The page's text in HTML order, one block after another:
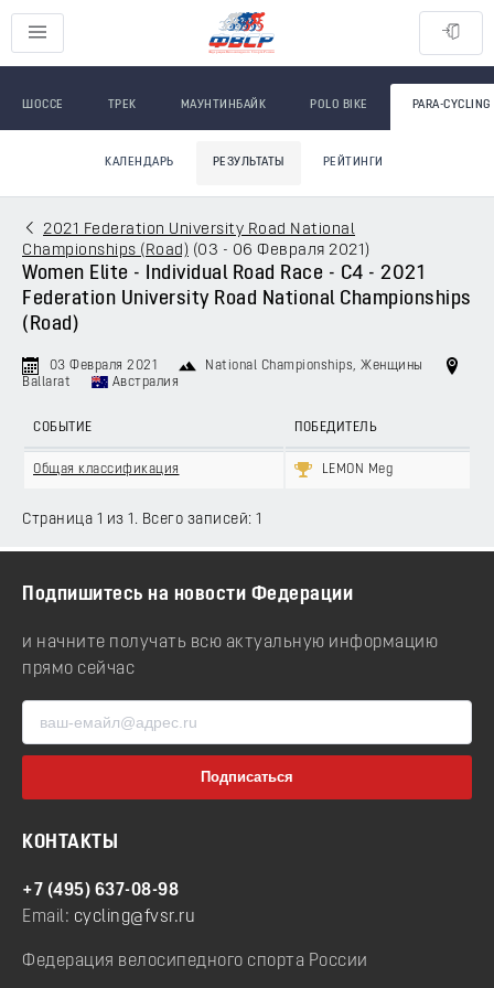
ШОССЕ ТРЕК МАУНТИНБАЙК POLO BIKE PARA-CYCLING
КАЛЕНДАРЬ РЕЗУЛЬТАТЫ РЕЙТИНГИ
2021 Federation University Road National
Championships (Road) (03 - 06 Февраля 2021 )
Women Elite - Individual Road Race - C4 - 2021
Federation University Road National Championships
(Road)
03 Февраля 2021 National Championships, Женщины
Ballarat
Австралия
СОБЫТИЕ ПОБЕДИТЕЛЬ
Общая классификация LEMON Meg
Страница 1 из 1. Всего записей: 1
Подпишитесь на новости Федерации
и начните получать всю актуальную информацию
прямо сейчас
КОНТАКТЫ
+7 (495) 637-08-98
Email: cycling@fvsr.ru
Федерация велосипедного спорта России